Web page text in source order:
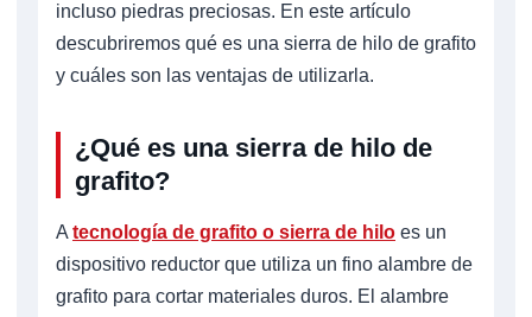
incluso piedras preciosas. En este artículo
descubriremos qué es una sierra de hilo de grafito
y cuáles son las ventajas de utilizarla.
¿Qué es una sierra de hilo de
grafito?
A tecnología de grafito o sierra de hilo es un
dispositivo reductor que utiliza un fino alambre de
grafito para cortar materiales duros. El alambre